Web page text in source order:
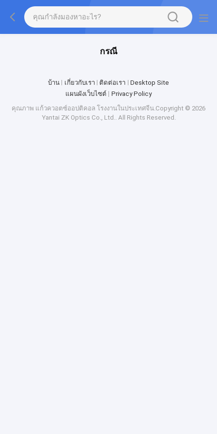
กรณี
บ้าน เกี่ยวกับเรา ติดต่อเรา
Desktop Site
แผนผังเว็บไซต์
Privacy Policy
คุณภาพ แก้วควอตซ์ออปติคอล โรงงานในประเทศจีน.Copyright © 2026
Yantai ZK Optics Co., Ltd.. All Rights Reserved.